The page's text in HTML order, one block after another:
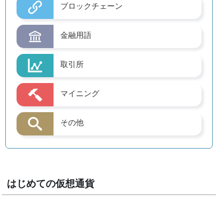
ブロックチェーン
金融用語
取引所
マイニング
その他
はじめての仮想通貨